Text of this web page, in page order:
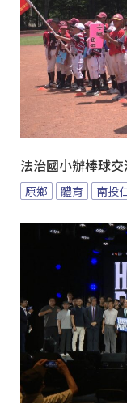
法治國小辦棒球
原鄉 體育 南投